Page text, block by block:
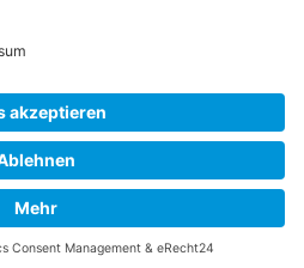
Partner - Marktplatz
Heilpraktikerschule